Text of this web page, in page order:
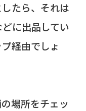
たら、それは
に出品してい
経由でしょ
場所をチェッ